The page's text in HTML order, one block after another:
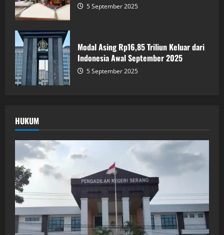
5 September 2025
Modal Asing Rp16,85 Triliun Keluar dari
Indonesia Awal September 2025
5 September 2025
HUKUM